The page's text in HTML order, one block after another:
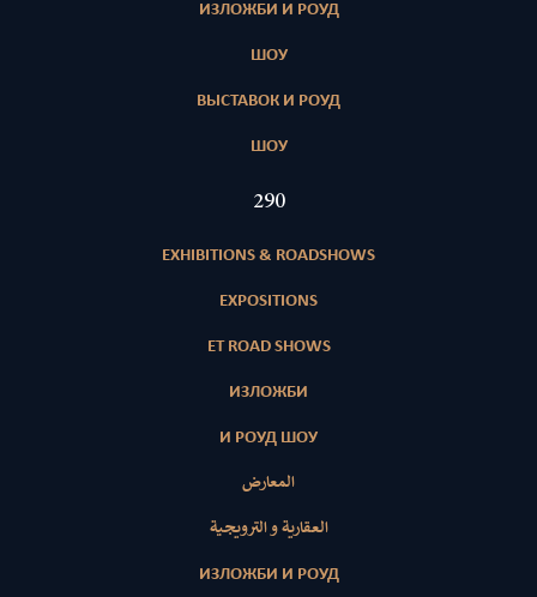
ИЗЛОЖБИ И РОУД
ШОУ
ВЫСТАВОК И РОУД
ШОУ
418
EXHIBITIONS & ROADSHOWS
EXPOSITIONS
ET ROAD SHOWS
ИЗЛОЖБИ
И РОУД ШОУ
المعارض
العقارية و الترويجية
ИЗЛОЖБИ И РОУД